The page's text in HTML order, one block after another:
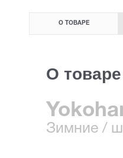
О ТОВАРЕ
О товаре
Зимние /